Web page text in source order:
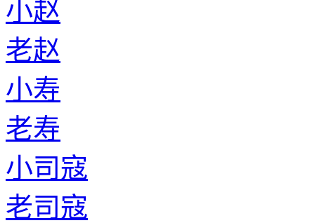
小赵
老赵
小寿
老寿
小司寇
老司寇